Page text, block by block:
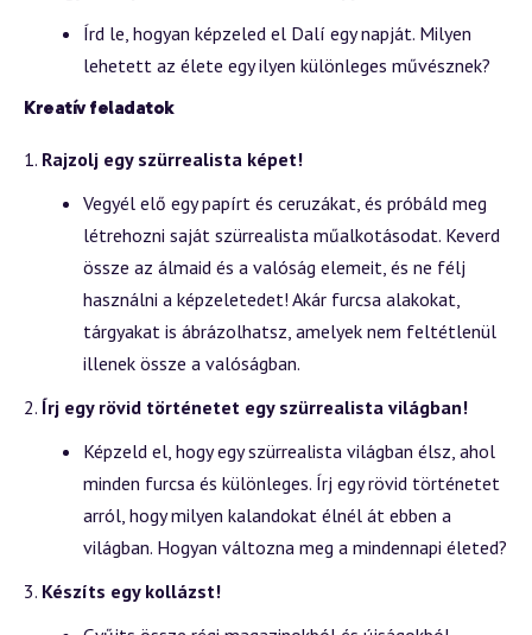
Írd le, hogyan képzeled el Dalí egy napját. Milyen
lehetett az élete egy ilyen különleges művésznek?
Kreatív feladatok
Rajzolj egy szürrealista képet!
Vegyél elő egy papírt és ceruzákat, és próbáld meg
létrehozni saját szürrealista műalkotásodat. Keverd
össze az álmaid és a valóság elemeit, és ne félj
használni a képzeletedet! Akár furcsa alakokat,
tárgyakat is ábrázolhatsz, amelyek nem feltétlenül
illenek össze a valóságban.
Írj egy rövid történetet egy szürrealista világban!
Képzeld el, hogy egy szürrealista világban élsz, ahol
minden furcsa és különleges. Írj egy rövid történetet
arról, hogy milyen kalandokat élnél át ebben a
világban. Hogyan változna meg a mindennapi életed?
Készíts egy kollázst!